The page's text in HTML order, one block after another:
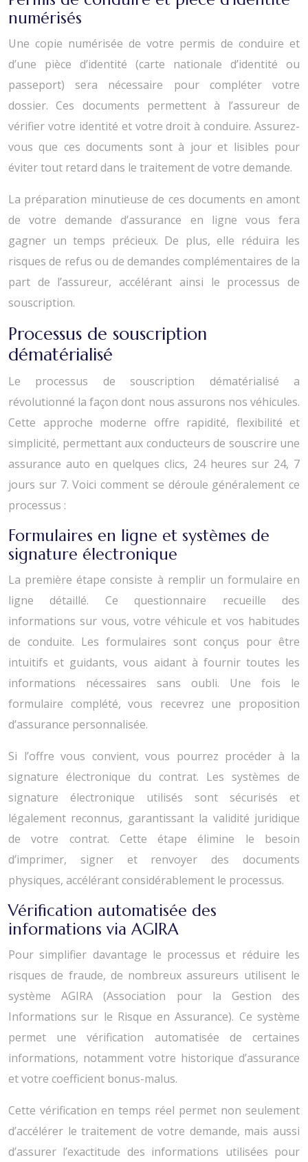
numérisés
Une copie numérisée de votre permis de conduire et
d’une pièce d’identité (carte nationale d’identité ou
passeport) sera nécessaire pour compléter votre
dossier. Ces documents permettent à l’assureur de
vérifier votre identité et votre droit à conduire. Assurez-
vous que ces documents sont à jour et lisibles pour
éviter tout retard dans le traitement de votre demande.
La préparation minutieuse de ces documents en amont
de votre demande d’assurance en ligne vous fera
gagner un temps précieux. De plus, elle réduira les
risques de refus ou de demandes complémentaires de la
part de l’assureur, accélérant ainsi le processus de
souscription.
Processus de souscription
dématérialisé
Le processus de souscription dématérialisé a
révolutionné la façon dont nous assurons nos véhicules.
Cette approche moderne offre rapidité, flexibilité et
simplicité, permettant aux conducteurs de souscrire une
assurance auto en quelques clics, 24 heures sur 24, 7
jours sur 7. Voici comment se déroule généralement ce
processus :
Formulaires en ligne et systèmes de
signature électronique
La première étape consiste à remplir un formulaire en
ligne détaillé. Ce questionnaire recueille des
informations sur vous, votre véhicule et vos habitudes
de conduite. Les formulaires sont conçus pour être
intuitifs et guidants, vous aidant à fournir toutes les
informations nécessaires sans oubli. Une fois le
formulaire complété, vous recevrez une proposition
d’assurance personnalisée.
Si l’offre vous convient, vous pourrez procéder à la
signature électronique du contrat. Les systèmes de
signature électronique utilisés sont sécurisés et
légalement reconnus, garantissant la validité juridique
de votre contrat. Cette étape élimine le besoin
d’imprimer, signer et renvoyer des documents
physiques, accélérant considérablement le processus.
Vérification automatisée des
informations via AGIRA
Pour simplifier davantage le processus et réduire les
risques de fraude, de nombreux assureurs utilisent le
système AGIRA (Association pour la Gestion des
Informations sur le Risque en Assurance). Ce système
permet une vérification automatisée de certaines
informations, notamment votre historique d’assurance
et votre coefficient bonus-malus.
Cette vérification en temps réel permet non seulement
d’accélérer le traitement de votre demande, mais aussi
d’assurer l’exactitude des informations utilisées pour